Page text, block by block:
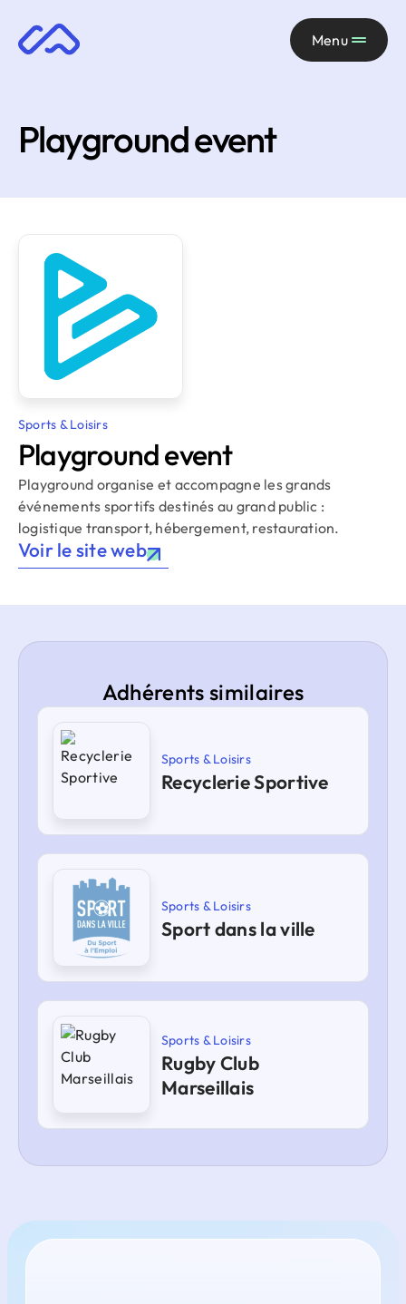
Menu
Playground event
Sports & Loisirs
Playground event
Playground organise et accompagne les grands
événements sportifs destinés au grand public :
logistique transport, hébergement, restauration.
Voir le site web
Adhérents similaires
Sports & Loisirs
Recyclerie Sportive
Sports & Loisirs
Sport dans la ville
Sports & Loisirs
Rugby Club
Marseillais